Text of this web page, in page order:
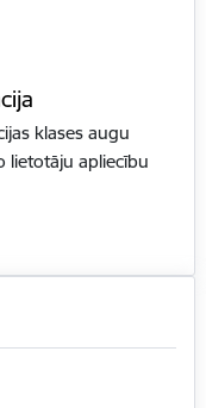
klases augu
lietotāju apliecību